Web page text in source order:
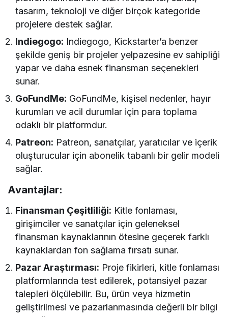
tasarım, teknoloji ve diğer birçok kategoride
projelere destek sağlar.
Indiegogo: Indiegogo, Kickstarter’a benzer
şekilde geniş bir projeler yelpazesine ev sahipliği
yapar ve daha esnek finansman seçenekleri
sunar.
GoFundMe: GoFundMe, kişisel nedenler, hayır
kurumları ve acil durumlar için para toplama
odaklı bir platformdur.
Patreon: Patreon, sanatçılar, yaratıcılar ve içerik
oluşturucular için abonelik tabanlı bir gelir modeli
sağlar.
Avantajlar:
Finansman Çeşitliliği: Kitle fonlaması,
girişimciler ve sanatçılar için geleneksel
finansman kaynaklarının ötesine geçerek farklı
kaynaklardan fon sağlama fırsatı sunar.
Pazar Araştırması: Proje fikirleri, kitle fonlaması
platformlarında test edilerek, potansiyel pazar
talepleri ölçülebilir. Bu, ürün veya hizmetin
geliştirilmesi ve pazarlanmasında değerli bir bilgi